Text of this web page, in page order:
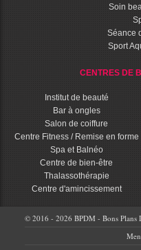
Soin
Séance
Sport
CENTRES DE
Institut de beauté
Bar à ongles
Salon de coiffure
Centre Fitness / Remise en forme
Spa et Balnéo
Centre de bien-être
Thalassothérapie
Centre d'amincissement
© 2016 - 2026 BPDM - Bons Plans